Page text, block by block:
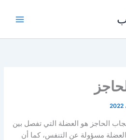
الحاجز هو العضلة التي تفصل بين
مسؤولة عن التنفس، كما أن